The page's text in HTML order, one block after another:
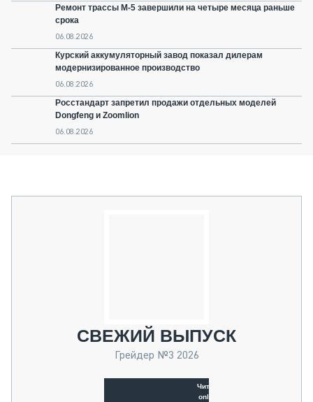
Ремонт трассы М-5 завершили на четыре месяца раньше
срока
06.08.2026
Курский аккумуляторный завод показал дилерам
модернизированное производство
06.08.2026
Росстандарт запретил продажи отдельных моделей
Dongfeng и Zoomlion
06.08.2026
СВЕЖИЙ ВЫПУСК
Грейдер №3 2026
Читать
online